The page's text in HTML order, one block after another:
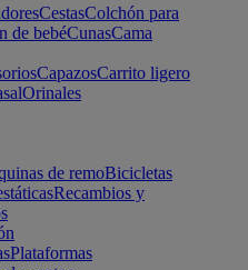
CestasColchón para
de bebéCunasCama
CapazosCarrito ligero
Orinales
de remoBicicletas
Recambios y
Plataformas